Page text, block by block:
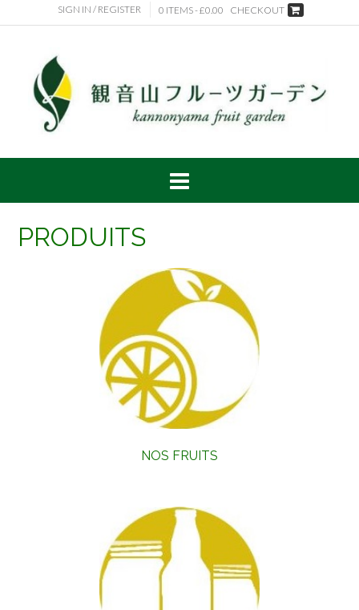
SIGN IN / REGISTER 0 ITEMS -£0.00 CHECKOUT
PRODUITS
NOS FRUITS